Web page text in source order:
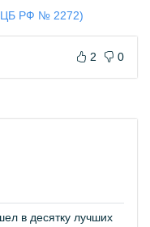
РФ № 2272)
2 0
в десятку лучших